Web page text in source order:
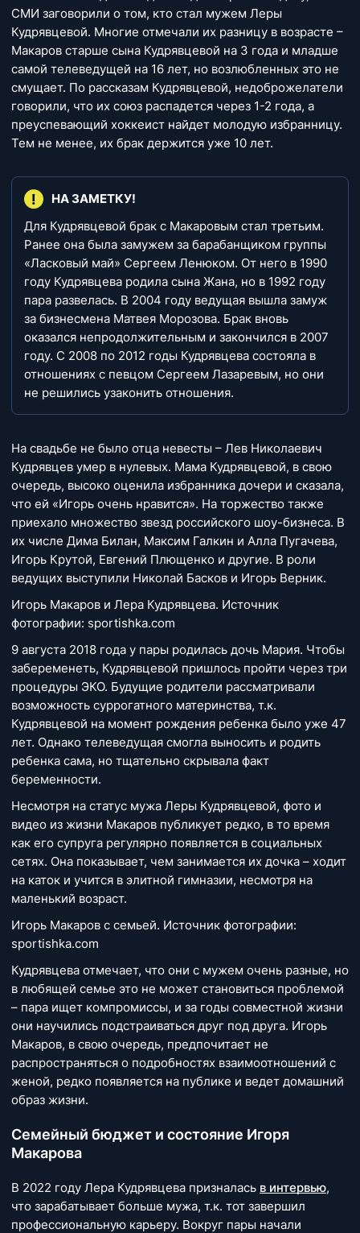
СМИ заговорили о том, кто стал мужем Леры
Кудрявцевой. Многие отмечали их разницу в возрасте –
Макаров старше сына Кудрявцевой на 3 года и младше
самой телеведущей на 16 лет, но возлюбленных это не
смущает. По рассказам Кудрявцевой, недоброжелатели
говорили, что их союз распадется через 1-2 года, а
преуспевающий хоккеист найдет молодую избранницу.
Тем не менее, их брак держится уже 10 лет.
НА ЗАМЕТКУ!
Для Кудрявцевой брак с Макаровым стал третьим.
Ранее она была замужем за барабанщиком группы
«Ласковый май» Сергеем Ленюком. От него в 1990
году Кудрявцева родила сына Жана, но в 1992 году
пара развелась. В 2004 году ведущая вышла замуж
за бизнесмена Матвея Морозова. Брак вновь
оказался непродолжительным и закончился в 2007
году. С 2008 по 2012 годы Кудрявцева состояла в
отношениях с певцом Сергеем Лазаревым, но они
не решились узаконить отношения.
На свадьбе не было отца невесты – Лев Николаевич
Кудрявцев умер в нулевых. Мама Кудрявцевой, в свою
очередь, высоко оценила избранника дочери и сказала,
что ей «Игорь очень нравится». На торжество также
приехало множество звезд российского шоу-бизнеса. В
их числе Дима Билан, Максим Галкин и Алла Пугачева,
Игорь Крутой, Евгений Плющенко и другие. В роли
ведущих выступили Николай Басков и Игорь Верник.
Игорь Макаров и Лера Кудрявцева. Источник
фотографии: sportishka.com
9 августа 2018 года у пары родилась дочь Мария. Чтобы
забеременеть, Кудрявцевой пришлось пройти через три
процедуры ЭКО. Будущие родители рассматривали
возможность суррогатного материнства, т.к.
Кудрявцевой на момент рождения ребенка было уже 47
лет. Однако телеведущая смогла выносить и родить
ребенка сама, но тщательно скрывала факт
беременности.
Несмотря на статус мужа Леры Кудрявцевой, фото и
видео из жизни Макаров публикует редко, в то время
как его супруга регулярно появляется в социальных
сетях. Она показывает, чем занимается их дочка – ходит
на каток и учится в элитной гимназии, несмотря на
маленький возраст.
Игорь Макаров с семьей. Источник фотографии:
sportishka.com
Кудрявцева отмечает, что они с мужем очень разные, но
в любящей семье это не может становиться проблемой
– пара ищет компромиссы, и за годы совместной жизни
они научились подстраиваться друг под друга. Игорь
Макаров, в свою очередь, предпочитает не
распространяться о подробностях взаимоотношений с
женой, редко появляется на публике и ведет домашний
образ жизни.
Семейный бюджет и состояние Игоря
Макарова
В 2022 году Лера Кудрявцева призналась в интервью,
что зарабатывает больше мужа, т.к. тот завершил
профессиональную карьеру. Вокруг пары начали